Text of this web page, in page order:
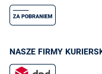
NASZE FIRMY